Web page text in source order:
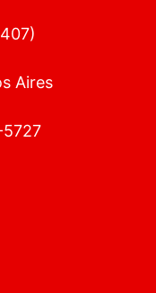
Aires